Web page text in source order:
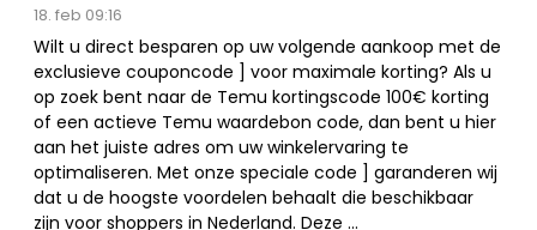
18. feb 09:16
Wilt u direct besparen op uw volgende aankoop met de
exclusieve couponcode ] voor maximale korting? Als u
op zoek bent naar de Temu kortingscode 100€ korting
of een actieve Temu waardebon code, dan bent u hier
aan het juiste adres om uw winkelervaring te
optimaliseren. Met onze speciale code ] garanderen wij
dat u de hoogste voordelen behaalt die beschikbaar
zijn voor shoppers in Nederland. Deze ...